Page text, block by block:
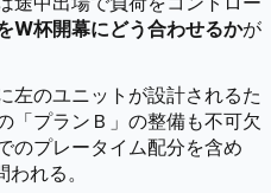
W杯開幕にどう合わせるかが
左のユニットが設計されるた
「プランＢ」の整備も不可欠
のプレータイム配分を含め
れる。